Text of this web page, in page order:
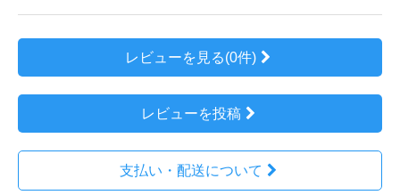
レビューを見る(0件)
レビューを投稿
支払い・配送について